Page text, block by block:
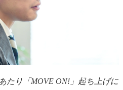
たり「MOVE ON!」起ち上げに